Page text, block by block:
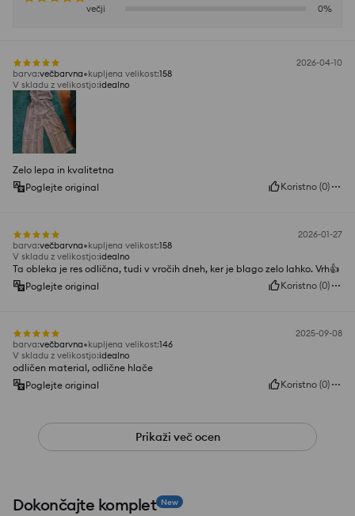
večji
0%
2026-04-10
barva:večbarvna kupljena velikost:158
V skladu z velikostjo:idealno
Zelo lepa in kvalitetna
Poglejte original
Koristno (0)
2026-01-27
barva:večbarvna kupljena velikost:158
V skladu z velikostjo:idealno
Ta obleka je res odlična, tudi v vročih dneh, ker je blago zelo lahko. Vrh👍️
Poglejte original
Koristno (0)
2025-09-08
barva:večbarvna kupljena velikost:146
V skladu z velikostjo:idealno
odličen material, odlične hlače
Poglejte original
Koristno (0)
Prikaži več ocen
Dokončajte komplet New